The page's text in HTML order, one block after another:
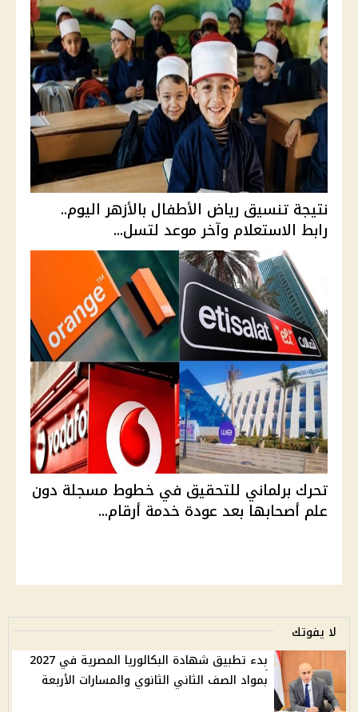
نتيجة تنسيق رياض الأطفال بالأزهر اليوم..
رابط الاستعلام وآخر موعد لتسل...
تحرك برلماني للتحقيق في خطوط مسجلة دون
علم أصحابها بعد عودة خدمة أرقام...
لا يفوتك
بدء تطبيق شهادة البكالوريا المصرية في 2027
بمواد الصف الثاني الثانوي والمسارات الأربعة